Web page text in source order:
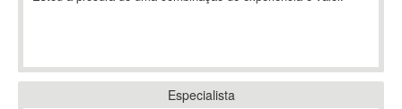
Ableton
Especialista